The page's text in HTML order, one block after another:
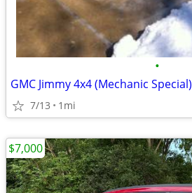
•
GMC Jimmy 4x4 (Mechanic Special)
7/13 1mi
$7,000